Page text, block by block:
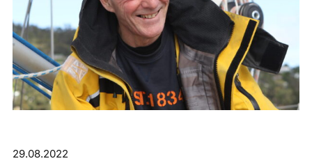
29.08.2022